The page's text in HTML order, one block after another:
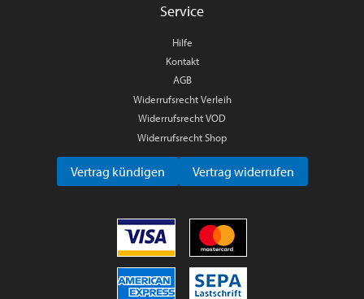
Service
Hilfe
Kontakt
AGB
Widerrufsrecht Verleih
Widerrufsrecht VOD
Widerrufsrecht Shop
Vertrag kündigen Vertrag widerrufen